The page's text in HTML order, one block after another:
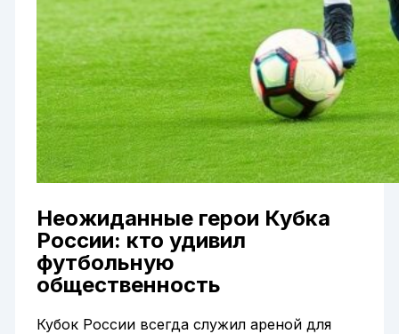
Неожиданные герои Кубка
России: кто удивил
футбольную
общественность
Кубок России всегда служил ареной для